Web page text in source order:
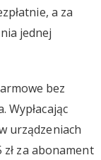
a za
jednej
bez
Wypłacając
urządzeniach
zł za abonament